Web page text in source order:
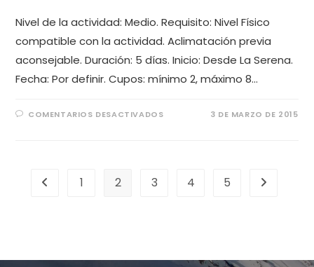
Nivel de la actividad: Medio. Requisito: Nivel Físico
compatible con la actividad. Aclimatación previa
aconsejable. Duración: 5 días. Inicio: Desde La Serena.
Fecha: Por definir. Cupos: mínimo 2, máximo 8…
COMENTARIOS DESACTIVADOS 3 DE MARZO DE 2015
1 2 3 4 5